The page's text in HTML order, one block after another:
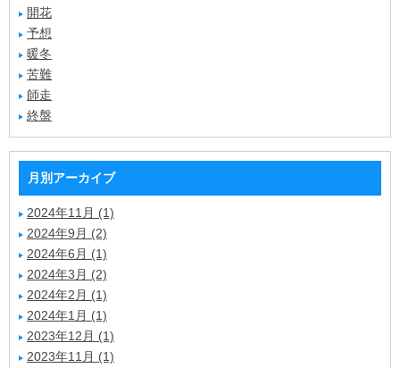
開花
予想
暖冬
苦難
師走
終盤
月別アーカイブ
2024年11月 (1)
2024年9月 (2)
2024年6月 (1)
2024年3月 (2)
2024年2月 (1)
2024年1月 (1)
2023年12月 (1)
2023年11月 (1)